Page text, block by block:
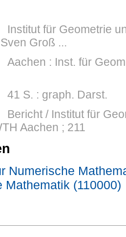
Institut für Geometrie
Groß ...
Aachen : Inst. für
41 S. : graph. Darst.
Bericht / Institut für
Aachen ; 211
Numerische
Mathematik (110000)